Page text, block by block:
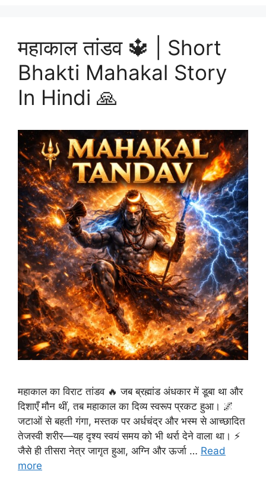
महाकाल तांडव 🔱 | Short
Bhakti Mahakal Story
In Hindi 🙏
महाकाल का विराट तांडव 🔥 जब ब्रह्मांड अंधकार में डूबा था और
दिशाएँ मौन थीं, तब महाकाल का दिव्य स्वरूप प्रकट हुआ। 🌌
जटाओं से बहती गंगा, मस्तक पर अर्धचंद्र और भस्म से आच्छादित
तेजस्वी शरीर—यह दृश्य स्वयं समय को भी थर्रा देने वाला था। ⚡
जैसे ही तीसरा नेत्र जागृत हुआ, अग्नि और ऊर्जा … Read
more